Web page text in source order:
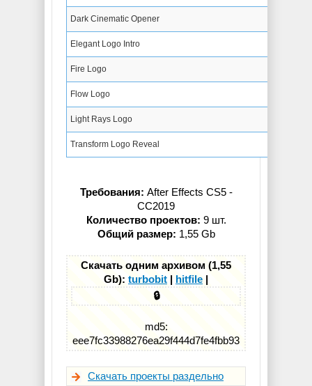
Dark Cinematic Opener
Elegant Logo Intro
Fire Logo
Flow Logo
Light Rays Logo
Transform Logo Reveal
Требования: After Effects CS5 -
СС2019
Количество проектов: 9 шт.
Общий размер: 1,55 Gb
Скачать одним архивом (1,55
Gb): turbobit | hitfile |
🔒
md5:
eee7fc33988276ea29f444d7fe4fbb93
Скачать проекты раздельно